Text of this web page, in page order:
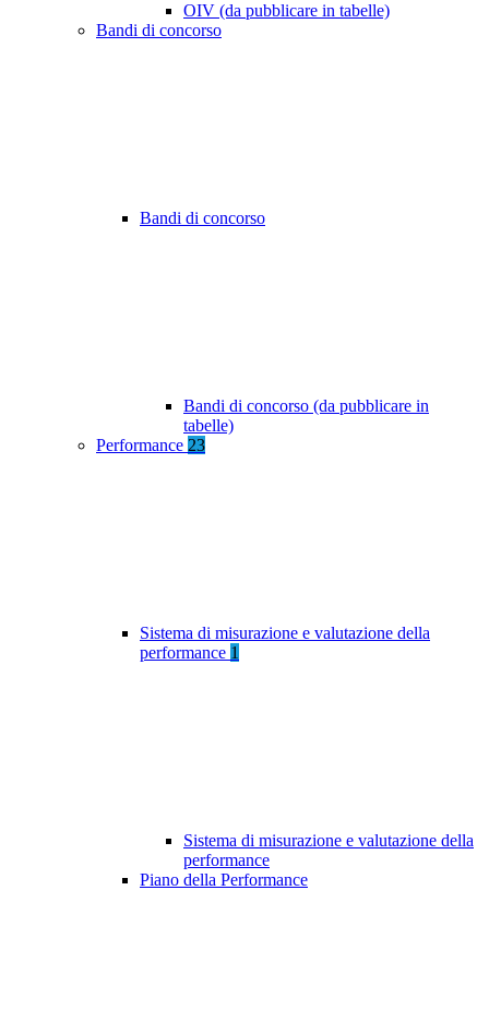
OIV (da pubblicare in tabelle)
Bandi di concorso
Bandi di concorso
Bandi di concorso (da pubblicare in
tabelle)
Performance 23
Sistema di misurazione e valutazione della
performance 1
Sistema di misurazione e valutazione della
performance
Piano della Performance